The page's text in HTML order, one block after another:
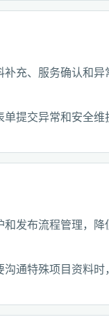
充、服务确认和
提交异常和安全维
发布流程管理，
通特殊项目资料时